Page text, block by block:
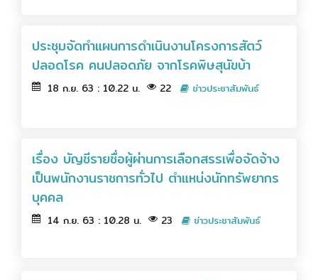
ประชุมจัดทำแผนการดำเนินงานโครงการสัตว์
ปลอดโรค คนปลอดภัย จากโรคพิษสุนัขบ้า
18 ก.ย. 63 : 10.22 น. 22 ข่าวประชาสัมพันธ์
เรื่อง บัญชีรายชื่อผู้ผ่านการเลือกสรรเพื่อจัดจ้าง
เป็นพนักงานราชการทั่วไป ตำแหน่งนักทรัพยากร
บุคคล
14 ก.ย. 63 : 10.28 น. 23 ข่าวประชาสัมพันธ์